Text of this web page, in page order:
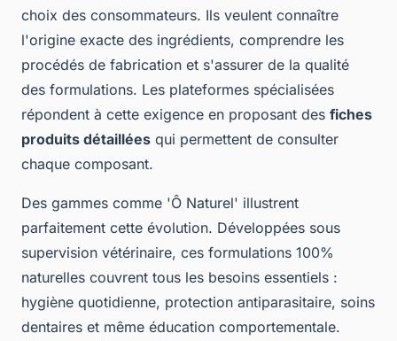
choix des consommateurs. Ils veulent connaître
l'origine exacte des ingrédients, comprendre les
procédés de fabrication et s'assurer de la qualité
des formulations. Les plateformes spécialisées
répondent à cette exigence en proposant des fiches
produits détaillées qui permettent de consulter
chaque composant.
Des gammes comme 'Ô Naturel' illustrent
parfaitement cette évolution. Développées sous
supervision vétérinaire, ces formulations 100%
naturelles couvrent tous les besoins essentiels :
hygiène quotidienne, protection antiparasitaire, soins
dentaires et même éducation comportementale.